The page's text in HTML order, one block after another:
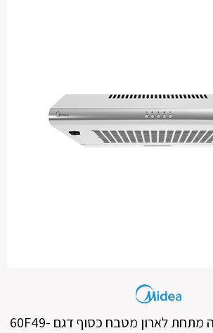
קולט אדים להתקנה מתחת לארון מטבח כסוף דגם 60F49-